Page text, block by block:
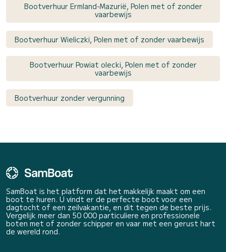
Bootverhuur Ermland-Mazurië, Polen met of zonder
vaarbewijs
Bootverhuur Wieliczki, Polen met of zonder vaarbewijs
Bootverhuur Powiat olecki, Polen met of zonder
vaarbewijs
Bootverhuur zonder vergunning
SamBoat is het platform dat het makkelijk maakt om een
boot te huren. U vindt er de perfecte boot voor een
dagtocht of een zeilvakantie, en dit tegen de beste prijs.
Vergelijk meer dan 50 000 particuliere en professionele
boten met of zonder schipper en vaar met een gerust hart
de wereld rond.